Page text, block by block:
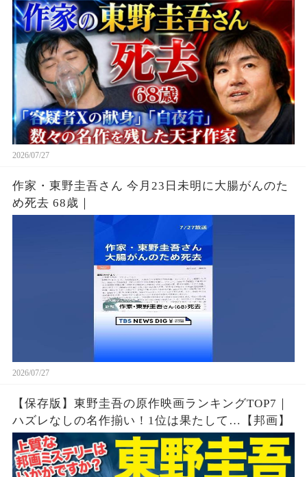
2026/07/27
作家・東野圭吾さん 今月23日未明に大腸がんのた
め死去 68歳｜
2026/07/27
【保存版】東野圭吾の原作映画ランキングTOP7｜
ハズレなしの名作揃い！1位は果たして…【邦画】